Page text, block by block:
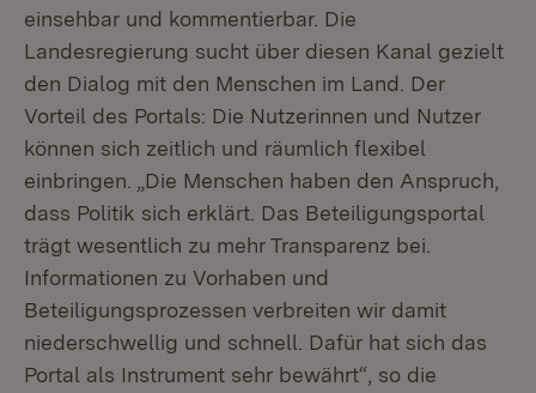
einsehbar und kommentierbar. Die
Landesregierung sucht über diesen Kanal gezielt
den Dialog mit den Menschen im Land. Der
Vorteil des Portals: Die Nutzerinnen und Nutzer
können sich zeitlich und räumlich flexibel
einbringen. „Die Menschen haben den Anspruch,
dass Politik sich erklärt. Das Beteiligungsportal
trägt wesentlich zu mehr Transparenz bei.
Informationen zu Vorhaben und
Beteiligungsprozessen verbreiten wir damit
niederschwellig und schnell. Dafür hat sich das
Portal als Instrument sehr bewährt“, so die